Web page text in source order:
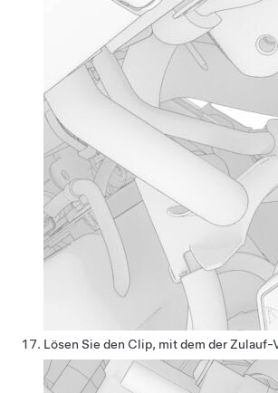
Lösen Sie den Clip, mit dem der